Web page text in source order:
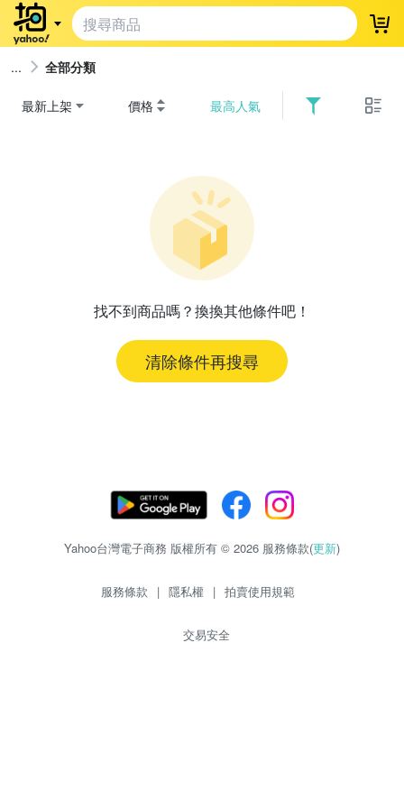
登
全部分類
最新上架 價格 最高人氣
找不到商品嗎？換換其他條件吧！
清除條件再搜尋
Yahoo台灣電子商務 版權所有 © 2026 服務條款(更新)
服務條款 | 隱私權 | 拍賣使用規範
交易安全